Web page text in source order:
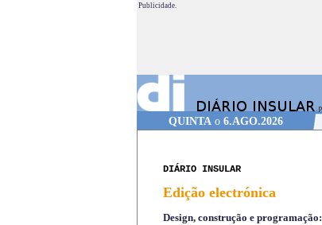
Publicidade.
QUINTA o 6.AGO.2026
DIÁRIO INSULAR
Edição electrónica
Design, construção e programação: